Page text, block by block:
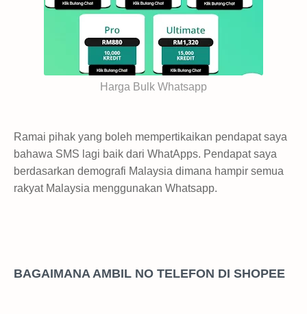
Harga Bulk Whatsapp
Ramai pihak yang boleh mempertikaikan pendapat saya
bahawa SMS lagi baik dari WhatApps. Pendapat saya
berdasarkan demografi Malaysia dimana hampir semua
rakyat Malaysia menggunakan Whatsapp.
BAGAIMANA AMBIL NO TELEFON DI SHOPEE